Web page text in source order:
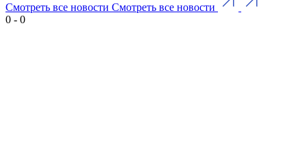
Смотреть все новости Смотреть все новости
0 - 0